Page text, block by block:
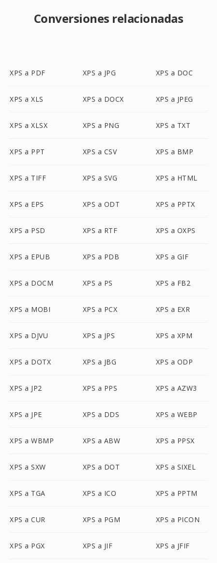
Conversiones relacionadas
XPS a PDF XPS a JPG XPS a DOC
XPS a XLS XPS a DOCX XPS a JPEG
XPS a XLSX XPS a PNG XPS a TXT
XPS a PPT XPS a CSV XPS a BMP
XPS a TIFF XPS a SVG XPS a HTML
XPS a EPS XPS a ODT XPS a PPTX
XPS a PSD XPS a RTF XPS a OXPS
XPS a EPUB XPS a PDB XPS a GIF
XPS a DOCM XPS a PS XPS a FB2
XPS a MOBI XPS a PCX XPS a EXR
XPS a DJVU XPS a JPS XPS a XPM
XPS a DOTX XPS a JBG XPS a ODP
XPS a JP2 XPS a PPS XPS a AZW3
XPS a JPE XPS a DDS XPS a WEBP
XPS a WBMP XPS a ABW XPS a PPSX
XPS a SXW XPS a DOT XPS a SIXEL
XPS a TGA XPS a ICO XPS a PPTM
XPS a CUR XPS a PGM XPS a PICON
XPS a PGX XPS a JIF XPS a JFIF